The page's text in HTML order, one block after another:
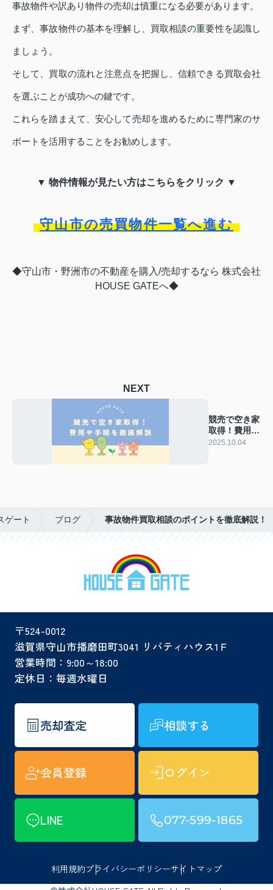
事故物件や訳あり物件の売却は慎重になる必要があります。
まず、事故物件の基本を理解し、買取相談の重要性を認識し
ましょう。
そして、買取の流れと注意点を把握し、信頼できる買取会社
を選ぶことが成功への鍵です。
これらを踏まえて、安心して売却を進めるために専門家のサ
ポートを活用することをお勧めします。
▼ 物件情報が見たい方はこちらをクリック ▼
守山市の売買物件一覧へ進む
◆守山市・野洲市の不動産を購入/売却するなら 株式会社
HOUSE GATEへ◆
NEXT
競売で空き家
取得！費用や
手順を徹底解
2025.10.04
ゲート ブログ 事故物件買取相談のポイントを徹底解説！
〒524-0012
滋賀県守山市播磨田町3041 リバティハウス1Ｆ
営業時間：9:00～18:00
定休日：毎週水曜日
売却査定 相談する
会員登録 ログイン
LINE 077-599-1865
利用規約プライバシーポリシーサイトマップ